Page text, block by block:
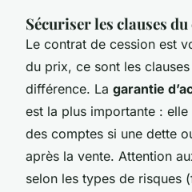
Sécuriser les clauses
Le contrat de cession est
du prix, ce sont les
différence. La garantie
est la plus importante : elle
des comptes si une dette
après la vente. Attention
selon les types de risques